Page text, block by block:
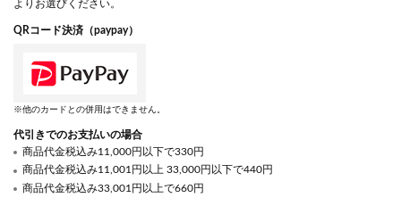
よりお選びください。
QRコード決済（paypay）
※他のカードとの併用はできません。
代引きでのお支払いの場合
商品代金税込み11,000円以下で330円
商品代金税込み11,001円以上 33,000円以下で440円
商品代金税込み33,001円以上で660円